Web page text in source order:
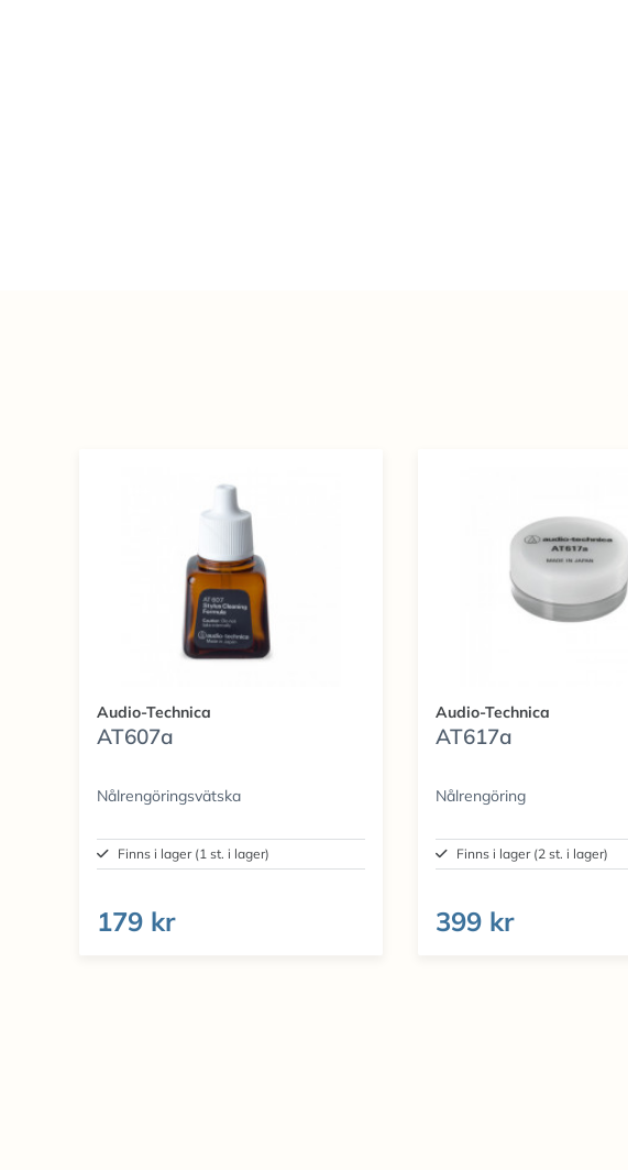
Audio-Technica
AT607a
Nålrengöringsvätska
Finns i lager (1 st. i lager)
179 kr
Audio-Technica
AT617a
Nålrengöring
Finns i lager (2 st. i lager)
399 kr